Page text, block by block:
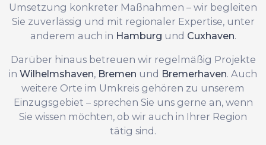
Umsetzung konkreter Maßnahmen – wir begleiten
Sie zuverlässig und mit regionaler Expertise, unter
anderem auch in Hamburg und Cuxhaven.
Darüber hinaus betreuen wir regelmäßig Projekte
in Wilhelmshaven, Bremen und Bremerhaven. Auch
weitere Orte im Umkreis gehören zu unserem
Einzugsgebiet – sprechen Sie uns gerne an, wenn
Sie wissen möchten, ob wir auch in Ihrer Region
tätig sind.